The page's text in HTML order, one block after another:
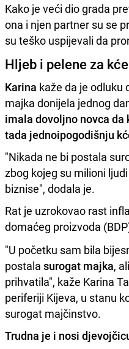
Kako je veći dio grada
ona i njen partner su se
su teško uspijevali da
Hljeb i pelene za
Karina kaže da je odluku
majka donijela jednog
imala dovoljno novca da
tada jednoipogodišnju
"Nikada ne bi postala
zbog kojeg su milioni
biznise", dodala je.
Rat je uzrokovao rast
domaćeg proizvoda
"U početku sam bila
postala surogat majka,
prihvatila", kaže Karina
periferiji Kijeva, u stanu
surogat majčinstvo.
Trudna je i nosi